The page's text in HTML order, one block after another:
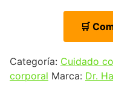
🛒
Categoría: Cuidado
corporal Marca: Dr.